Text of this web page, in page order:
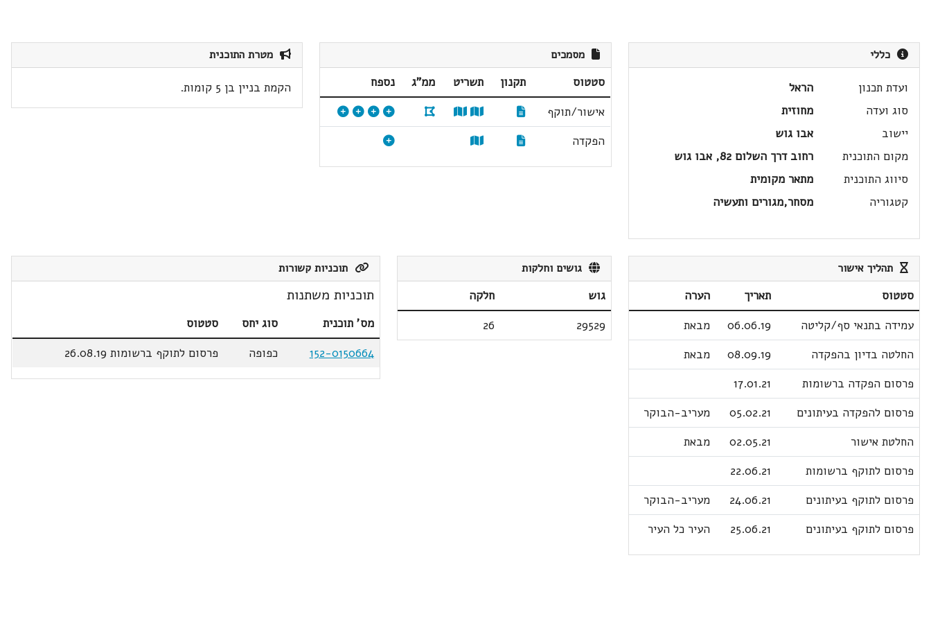
כללי
ועדת תכנון
הראל
סוג ועדה
מחוזית
יישוב
אבו גוש
מקום התוכנית
רחוב דרך השלום 82, אבו גוש
סיווג התוכנית
מתאר מקומית
קטגוריה
מסחר,מגורים ותעשיה
מסמכים
סטטוס תקנון תשריט ממ"ג
נספח
אישור/תוקף
הפקדה
מטרת התוכנית
הקמת בניין בן 5 קומות.
תהליך אישור
סטטוס תאריך
הערה
עמידה בתנאי סף/קליטה
06.06.19
מבאת
החלטה בדיון בהפקדה
08.09.19
מבאת
פרסום הפקדה ברשומות
17.01.21
פרסום להפקדה בעיתונים
05.02.21
מעריב-הבוקר
החלטת אישור
02.05.21
מבאת
פרסום לתוקף ברשומות
22.06.21
פרסום לתוקף בעיתונים
24.06.21
מעריב-הבוקר
פרסום לתוקף בעיתונים
25.06.21 העיר כל העיר
גושים וחלקות
גוש
חלקה
29529
26
תוכניות קשורות
תוכניות משתנות
מס' תוכנית סוג יחס
סטטוס
152-0150664
כפופה פרסום לתוקף ברשומות 26.08.19